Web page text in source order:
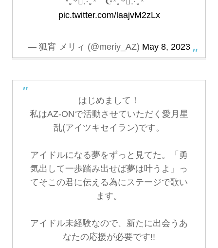
pic.twitter.com/laajvM2zLx
— 狐宵 メリィ (@meriy_AZ) May 8, 2023
はじめまして！
私はAZ-ONで活動させていただく愛月星
乱(アイツキセイラン)です。
アイドルになる夢をずっと見てた。「勇
気出して一歩踏み出せば夢は叶うよ」っ
てそこの君に伝える為にステージで歌い
ます。
アイドル未経験なので、新たに出会うあ
なたの応援が必要です!!